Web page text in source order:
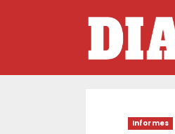
Informes